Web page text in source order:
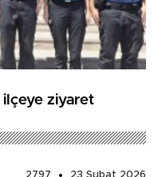
ilçeye ziyaret